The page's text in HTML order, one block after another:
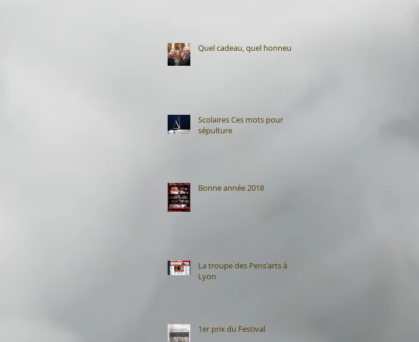
Quel cadeau, quel honneur
Scolaires Ces mots pour
sépulture
Bonne année 2018
La troupe des Pens'arts à
Lyon
1er prix du Festival